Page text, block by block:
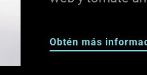
Obtén más